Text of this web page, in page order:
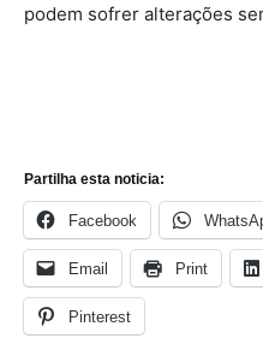
podem sofrer alterações
Partilha esta noticia:
Facebook
Email Print
Pinterest